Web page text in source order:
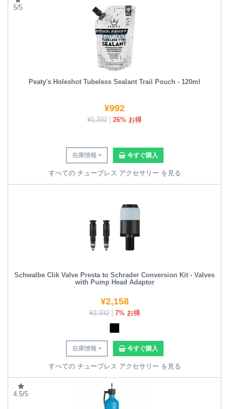
5/5
Peaty's Holeshot Tubeless Sealant Trail Pouch - 120ml
¥992
¥1,332 26% お得
在庫情報 今すぐ購入
すべての チューブレス アクセサリー を見る
Schwalbe Clik Valve Presta to Schrader Conversion Kit - Valves
with Pump Head Adaptor
¥2,158
¥2,332 7% お得
在庫情報 今すぐ購入
すべての チューブレス アクセサリー を見る
4.5/5